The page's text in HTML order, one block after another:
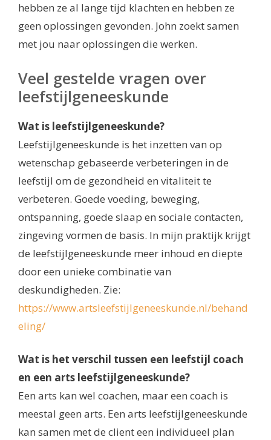
hebben ze al lange tijd klachten en hebben ze
geen oplossingen gevonden. John zoekt samen
met jou naar oplossingen die werken.
Veel gestelde vragen over
leefstijlgeneeskunde
Wat is leefstijlgeneeskunde?
Leefstijlgeneeskunde is het inzetten van op
wetenschap gebaseerde verbeteringen in de
leefstijl om de gezondheid en vitaliteit te
verbeteren. Goede voeding, beweging,
ontspanning, goede slaap en sociale contacten,
zingeving vormen de basis. In mijn praktijk krijgt
de leefstijlgeneeskunde meer inhoud en diepte
door een unieke combinatie van
deskundigheden. Zie:
https://www.artsleefstijlgeneeskunde.nl/behand
eling/
Wat is het verschil tussen een leefstijl coach
en een arts leefstijlgeneeskunde?
Een arts kan wel coachen, maar een coach is
meestal geen arts. Een arts leefstijlgeneeskunde
kan samen met de client een individueel plan